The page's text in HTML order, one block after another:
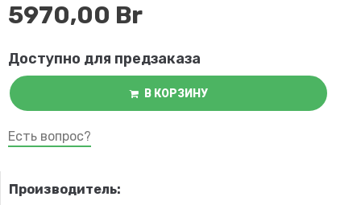
5970,00 Br
Доступно для предзаказа
В КОРЗИНУ
Есть вопрос?
Производитель: